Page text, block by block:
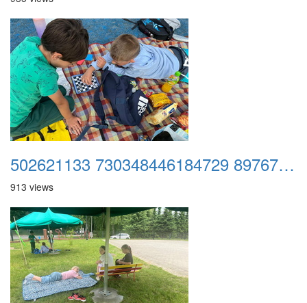
502621133 730348446184729 8976761718694531636 n
913 views